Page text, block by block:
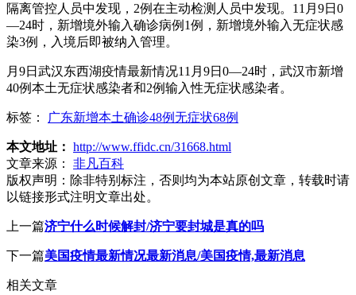
隔离管控人员中发现，2例在主动检测人员中发现。11月9日0
—24时，新增境外输入确诊病例1例，新增境外输入无症状感
染3例，入境后即被纳入管理。
月9日武汉东西湖疫情最新情况11月9日0—24时，武汉市新增
40例本土无症状感染者和2例输入性无症状感染者。
标签： 广东新增本土确诊48例无症状68例
本文地址： http://www.ffidc.cn/31668.html
文章来源：
非凡百科
版权声明： 除非特别标注，否则均为本站原创文章，转载时请
以链接形式注明文章出处。
上一篇济宁什么时候解封/济宁要封城是真的吗
下一篇美国疫情最新情况最新消息/美国疫情,最新消息
相关文章